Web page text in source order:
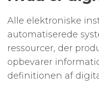
Alle elektroniske
automatiserede
ressourcer, der
opbevarer
definitionen af